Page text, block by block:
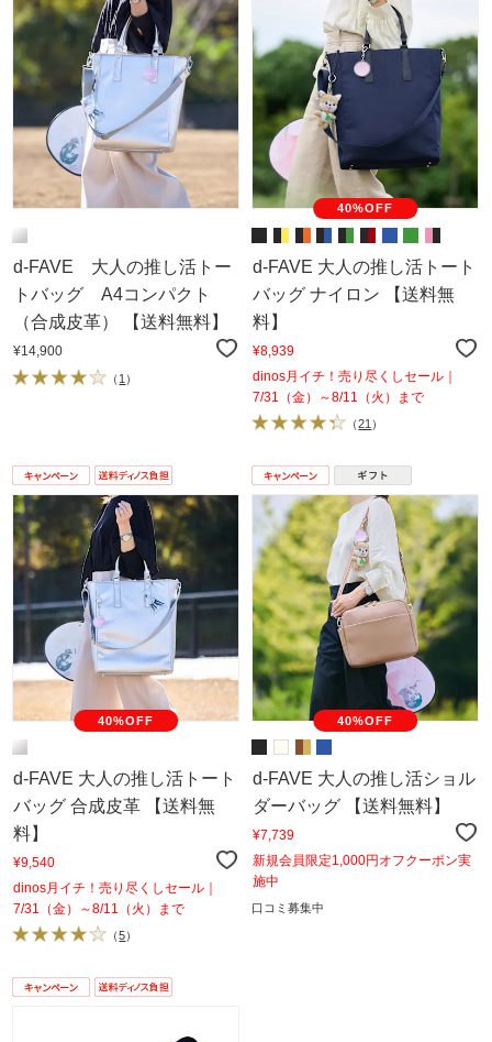
d-FAVE 大人の推し活トー
トバッグ A4コンパクト
（合成皮革） 【送料無料】
¥14,900
（ 1 ）
40%OFF
d-FAVE 大人の推し活トート
バッグ ナイロン 【送料無
料】
¥8,939
dinos月イチ！売り尽くしセール｜
7/31（金）～8/11（火）まで
（21 ）
40%OFF
d-FAVE 大人の推し活トート
バッグ 合成皮革 【送料無
料】
¥9,540
dinos月イチ！売り尽くしセール｜
7/31（金）～8/11（火）まで
（5）
40%OFF
d-FAVE 大人の推し活ショル
ダーバッグ 【送料無料】
¥7,739
新規会員限定1,000円オフクーポン実
施中
口コミ募集中